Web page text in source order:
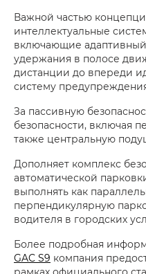
Важной частью
интеллектуальные
включающие
удержания в полосе
дистанции до впереди
систему
За пассивную
безопасности, включая
также центральную
Дополняет комплекс
автоматической
выполнять как
перпендикулярную
водителя в городских
Более подробная
GAC S9 компания